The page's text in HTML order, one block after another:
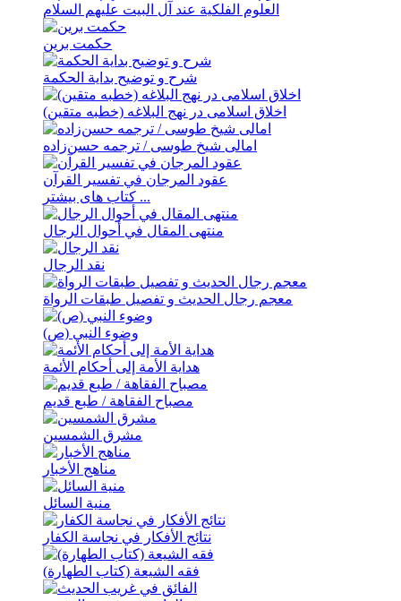
العلوم الفلکیة عند آل البیت علیهم السلام
حکمت برین
شرح و توضیح بدایة الحکمة
اخلاق اسلامی در نهج البلاغه (خطبه متقین)
امالی شیخ طوسی / ترجمه حسن‌زاده
عقود المرجان في تفسیر القرآن
کتاب های بیشتر ...
منتهی المقال في أحوال الرجال
نقد الرجال
معجم رجال الحدیث و تفصیل طبقات الرواة
وضوء النبي (ص)
هدایة الأمة إلی أحکام الأئمة
مصباح الفقاهة / طبع قدیم
مشرق الشمسین
مناهج الأخبار
منیة السائل
نتائج الأفکار في نجاسة الکفار
فقه الشیعة (کتاب الطهارة)